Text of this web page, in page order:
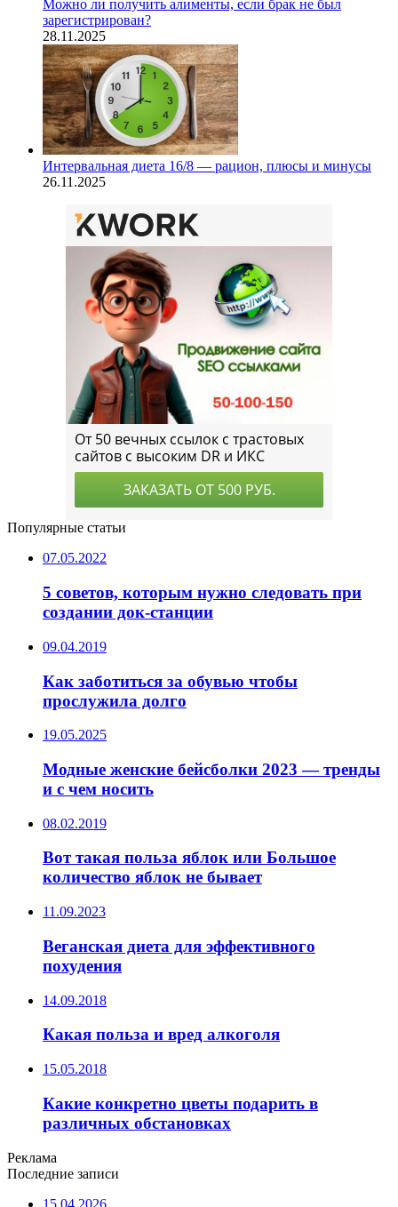
Можно ли получить алименты, если брак не был
зарегистрирован?
28.11.2025
Интервальная диета 16/8 — рацион, плюсы и минусы
26.11.2025
Популярные статьи
07.05.2022
5 советов, которым нужно следовать при
создании док-станции
09.04.2019
Как заботиться за обувью чтобы
прослужила долго
19.05.2025
Модные женские бейсболки 2023 — тренды
и с чем носить
08.02.2019
Вот такая польза яблок или Большое
количество яблок не бывает
11.09.2023
Веганская диета для эффективного
похудения
14.09.2018
Какая польза и вред алкоголя
15.05.2018
Какие конкретно цветы подарить в
различных обстановках
Реклама
Последние записи
15.04.2026